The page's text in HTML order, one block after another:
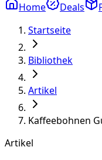
Home Deals
Startseite
Bibliothek
Artikel
Kaffeebohnen
Artikel